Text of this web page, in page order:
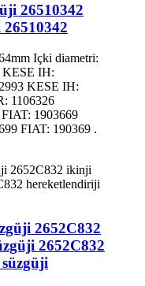
26510342
26510342
Içki diametri:
KESE IH:
KESE IH:
1106326
1903669
FIAT: 190369 .
2652C832
2652C832